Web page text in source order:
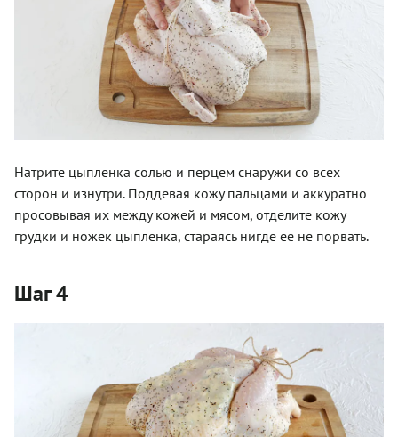
Натрите цыпленка солью и перцем снаружи со всех
сторон и изнутри. Поддевая кожу пальцами и аккуратно
просовывая их между кожей и мясом, отделите кожу
грудки и ножек цыпленка, стараясь нигде ее не порвать.
Шаг 4